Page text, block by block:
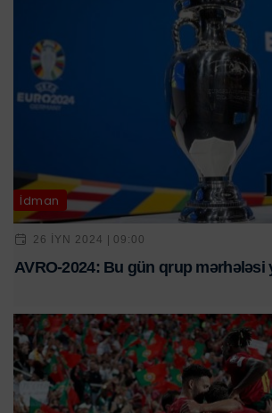
İdman
26 IYN 2024 | 09:00
AVRO-2024: Bu gün qrup mərhələsi